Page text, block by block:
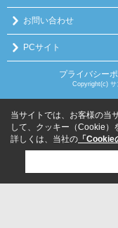
お問い合わせ
PCサイト
プライバシー
Copyright(c) サ
当サイトでは、お客様の当
して、クッキー（Cookie）
詳しくは、当社の 「Cookie